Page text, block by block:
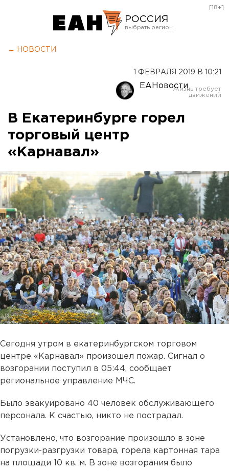
РОССИЯ
Оренбург
[18+]
← НОВОСТИ
1 ФЕВРАЛЯ 2019 В 10:21
ЕАНовости
В Екатеринбурге горел
торговый центр
«Карнавал»
Сегодня утром в екатеринбургском торговом
центре «Карнавал» произошел пожар. Сигнал о
возгорании поступил в 05:44, сообщает
региональное управление МЧС.
Было эвакуировано 40 человек обслуживающего
персонала. К счастью, никто не пострадал.
Установлено, что возгорание произошло в зоне
погрузки-разгрузки товара, горела картонная тара
на площади 10 кв. м. В зоне возгорания было